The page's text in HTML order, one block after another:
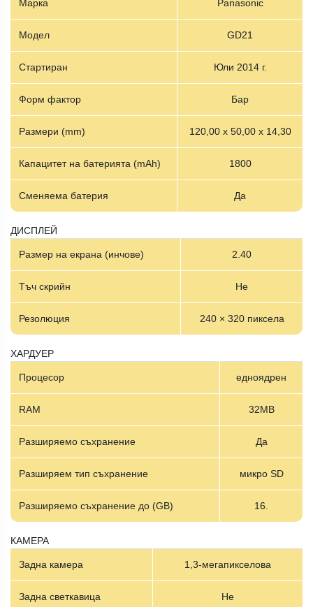
Марка Panasonic
Модел GD21
Стартиран Юли 2014 г.
Форм фактор Бар
Размери (mm) 120,00 х 50,00 х 14,30
Капацитет на батерията (mAh) 1800
Сменяема батерия Да
ДИСПЛЕЙ
Размер на екрана (инчове) 2.40
Тъч скрийн Не
Резолюция 240 × 320 пиксела
ХАРДУЕР
Процесор едноядрен
RAM 32MB
Разширяемо съхранение Да
Разширяем тип съхранение микро SD
Разширяемо съхранение до (GB) 16.
КАМЕРА
Задна камера 1,3-мегапикселова
Задна светкавица Не